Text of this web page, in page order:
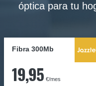
óptica para tu
Fibra 300Mb
19,95 €/mes